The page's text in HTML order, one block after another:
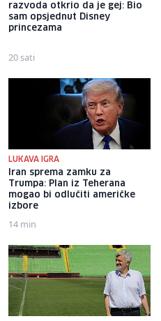
razvoda otkrio da je gej: Bio
sam opsjednut Disney
princezama
20 sati
LUKAVA IGRA
Iran sprema zamku za
Trumpa: Plan iz Teherana
mogao bi odlučiti američke
izbore
14 min